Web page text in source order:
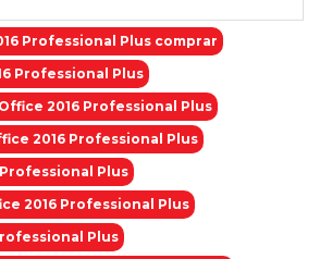
Professional Plus comprar
Professional Plus
2016 Professional Plus
2016 Professional Plus
Plus
2016 Professional Plus
Plus